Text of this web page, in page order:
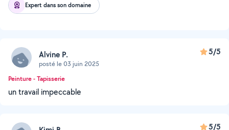
Expert dans son domaine
Alvine P.
posté le 03 juin 2025
5/5
Peinture - Tapisserie
un travail impeccable
5/5